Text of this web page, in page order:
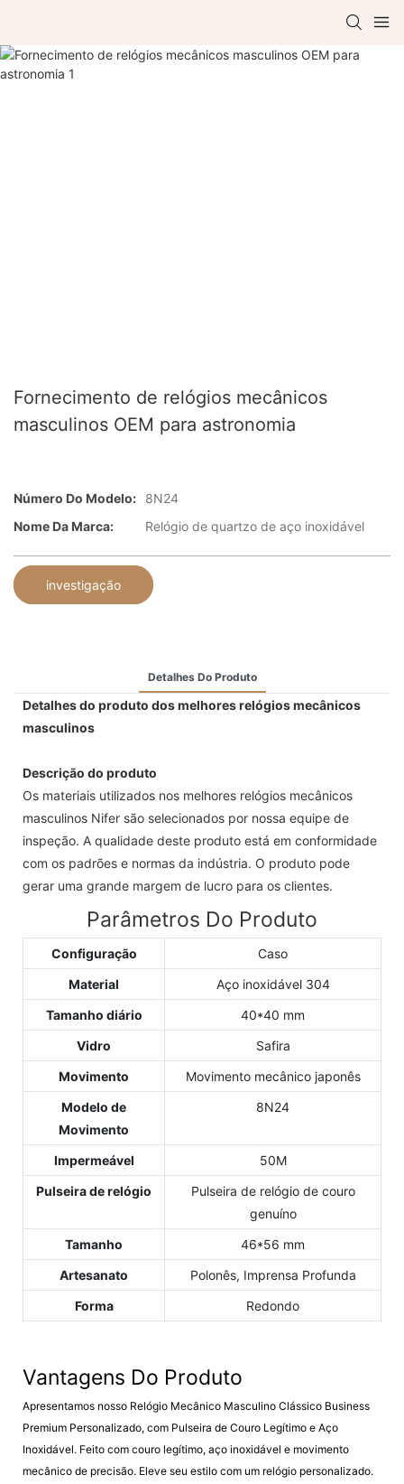
Fornecimento de relógios mecânicos
masculinos OEM para astronomia
Número Do Modelo:
8N24
Nome Da Marca:
Relógio de quartzo de aço inoxidável
investigação
Detalhes Do Produto
Detalhes do produto dos melhores relógios mecânicos
masculinos
Descrição do produto
Os materiais utilizados nos melhores relógios mecânicos
masculinos Nifer são selecionados por nossa equipe de
inspeção. A qualidade deste produto está em conformidade
com os padrões e normas da indústria. O produto pode
gerar uma grande margem de lucro para os clientes.
Parâmetros Do Produto
Configuração
Caso
Material
Aço inoxidável 304
Tamanho diário
40*40 mm
Vidro
Safira
Movimento
Movimento mecânico japonês
Modelo de
Movimento
8N24
Impermeável
50M
Pulseira de relógio
Pulseira de relógio de couro
genuíno
Tamanho
46*56 mm
Artesanato
Polonês, Imprensa Profunda
Forma
Redondo
Vantagens Do Produto
Apresentamos nosso Relógio Mecânico Masculino Clássico Business
Premium Personalizado, com Pulseira de Couro Legítimo e Aço
Inoxidável. Feito com couro legítimo, aço inoxidável e movimento
mecânico de precisão. Eleve seu estilo com um relógio personalizado.